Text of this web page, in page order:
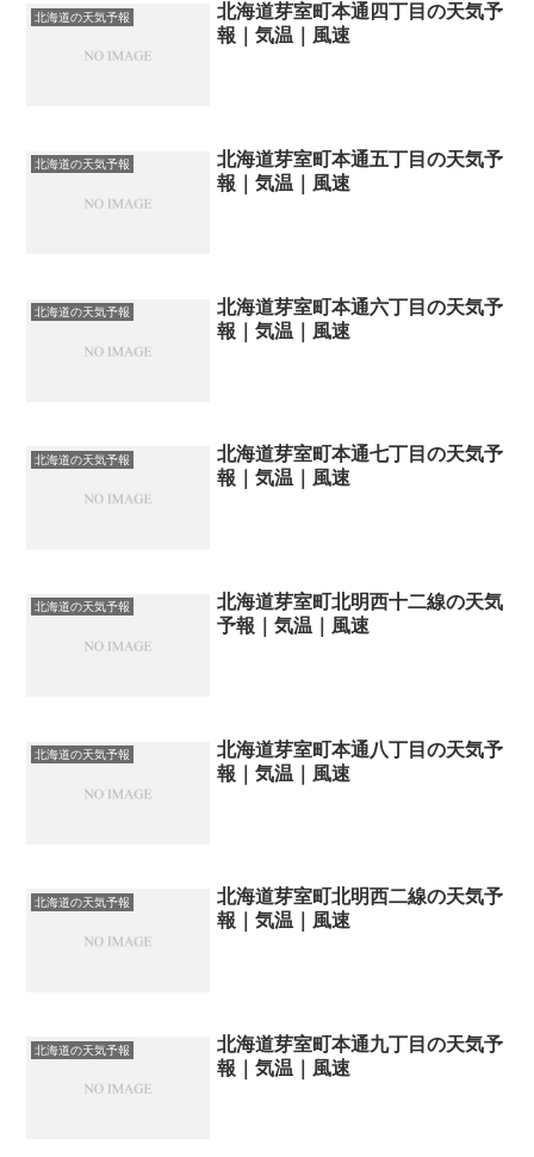
北海道の天気予報
北海道芽室町本通四丁目の天気予
報｜気温｜風速
北海道の天気予報
北海道芽室町本通五丁目の天気予
報｜気温｜風速
北海道の天気予報
北海道芽室町本通六丁目の天気予
報｜気温｜風速
北海道の天気予報
北海道芽室町本通七丁目の天気予
報｜気温｜風速
北海道の天気予報
北海道芽室町北明西十二線の天気
予報｜気温｜風速
北海道の天気予報
北海道芽室町本通八丁目の天気予
報｜気温｜風速
北海道の天気予報
北海道芽室町北明西二線の天気予
報｜気温｜風速
北海道の天気予報
北海道芽室町本通九丁目の天気予
報｜気温｜風速